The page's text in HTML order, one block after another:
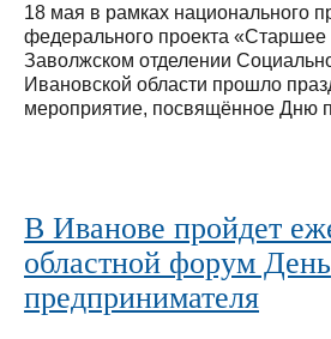
18 мая в рамках национального
федерального проекта «Старшее
Заволжском отделении
Ивановской области прошло
мероприятие, посвящённое Дню
В Иванове пройдет
областной форум День
предпринимателя